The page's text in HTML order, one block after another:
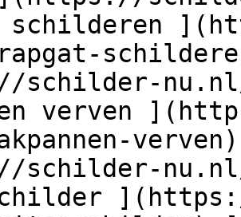
schilderen
schilder-
verven
schilder-